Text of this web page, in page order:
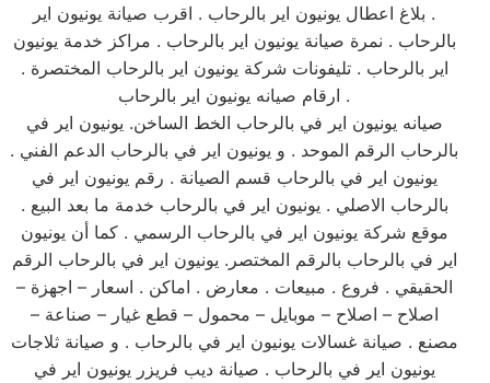
. بلاغ اعطال يونيون اير بالرحاب . اقرب صيانة يونيون اير
بالرحاب . نمرة صيانة يونيون اير بالرحاب . مراكز خدمة يونيون
اير بالرحاب . تليفونات شركة يونيون اير بالرحاب المختصرة .
ارقام صيانه يونيون اير بالرحاب .
صيانه يونيون اير في بالرحاب الخط الساخن. يونيون اير في
بالرحاب الرقم الموحد . و يونيون اير في بالرحاب الدعم الفني .
يونيون اير في بالرحاب قسم الصيانة . رقم يونيون اير في
بالرحاب الاصلي . يونيون اير في بالرحاب خدمة ما بعد البيع .
موقع شركة يونيون اير في بالرحاب الرسمي . كما أن يونيون
اير في بالرحاب بالرقم المختصر. يونيون اير في بالرحاب الرقم
الحقيقي . فروع . مبيعات . معارض . اماكن . اسعار – اجهزة –
اصلاح – اصلاح – موبايل – محمول – قطع غيار – صناعة –
مصنع . صيانة غسالات يونيون اير في بالرحاب . و صيانة ثلاجات
يونيون اير في بالرحاب . صيانة ديب فريزر يونيون اير في